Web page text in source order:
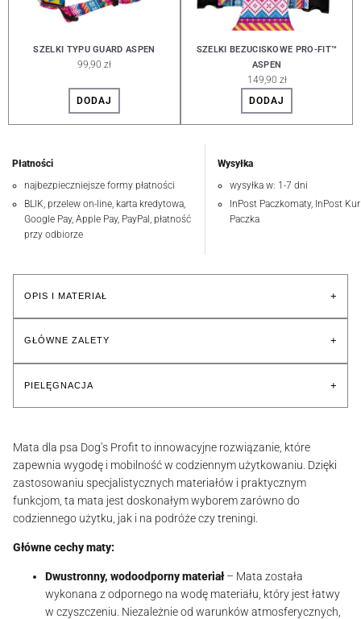
SZELKI TYPU GUARD ASPEN
99,90 zł
DODAJ
SZELKI BEZUCISKOWE PRO-FIT™
ASPEN
149,90 zł
DODAJ
Płatności
najbezpieczniejsze formy płatności
BLIK, przelew on-line, karta kredytowa,
Google Pay, Apple Pay, PayPal, płatność
przy odbiorze
Wysyłka
wysyłka w: 1-7 dni
InPost Paczkomaty, InPost
Paczka
OPIS I MATERIAŁ +
GŁÓWNE ZALETY +
PIELĘGNACJA +
Mata dla psa Dog’s Profit to innowacyjne rozwiązanie, które
zapewnia wygodę i mobilność w codziennym użytkowaniu. Dzięki
zastosowaniu specjalistycznych materiałów i praktycznym
funkcjom, ta mata jest doskonałym wyborem zarówno do
codziennego użytku, jak i na podróże czy treningi.
Główne cechy maty:
Dwustronny, wodoodporny materiał– Mata została
wykonana z odpornego na wodę materiału, który jest łatwy
w czyszczeniu. Niezależnie od warunków atmosferycznych,